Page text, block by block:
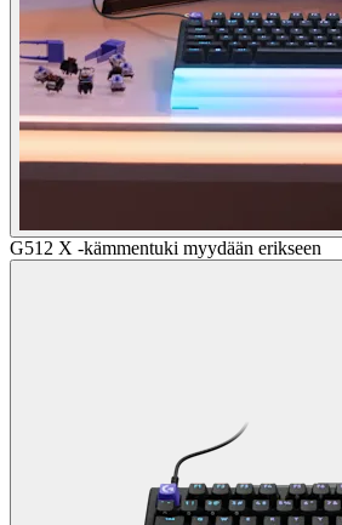
G512 X -kämmentuki myydään erikseen